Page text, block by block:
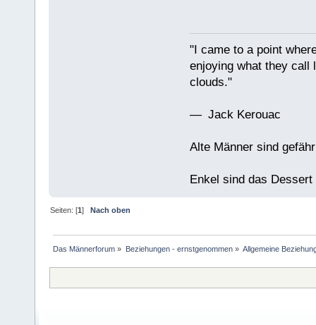
"I came to a point
enjoying what they call
clouds."
— Jack Kerouac
Alte Männer sind
Enkel sind das Dessert
Seiten: [1]Nach oben
Das Männerforum » Beziehungen - ernstgenommen» Allgemeine